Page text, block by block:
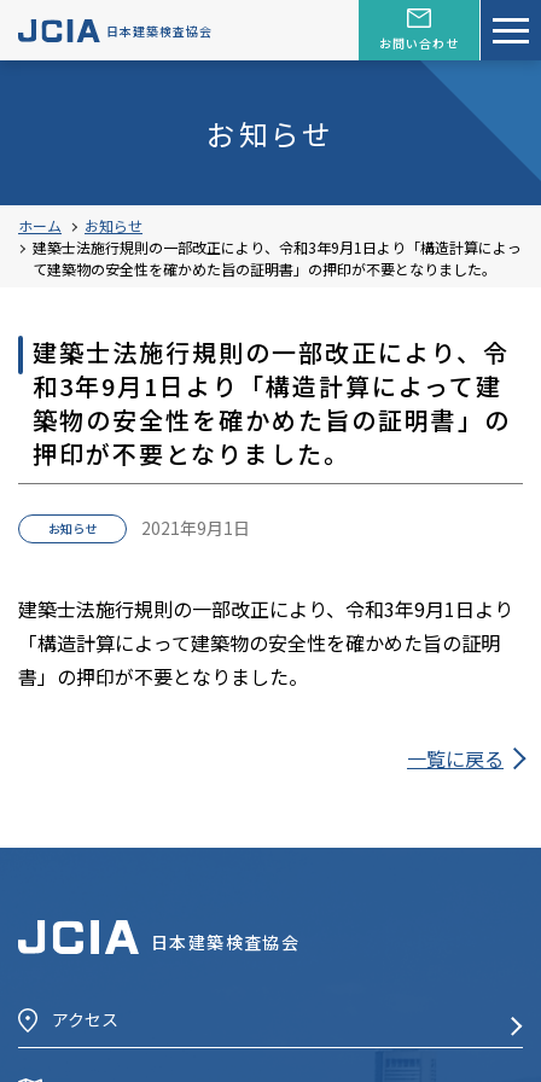
日本建築検査協会
お問い合わせ
お知らせ
ホーム
お知らせ
建築士法施行規則の一部改正により、令和3年9月1日より「構造計算によっ
て建築物の安全性を確かめた旨の証明書」の押印が不要となりました。
建築士法施行規則の一部改正により、令
和3年9月1日より「構造計算によって建
築物の安全性を確かめた旨の証明書」の
押印が不要となりました。
お知らせ 2021年9月1日
建築士法施行規則の一部改正により、令和3年9月1日より
「構造計算によって建築物の安全性を確かめた旨の証明
書」の押印が不要となりました。
一覧に戻る
日本建築検査協会
アクセス